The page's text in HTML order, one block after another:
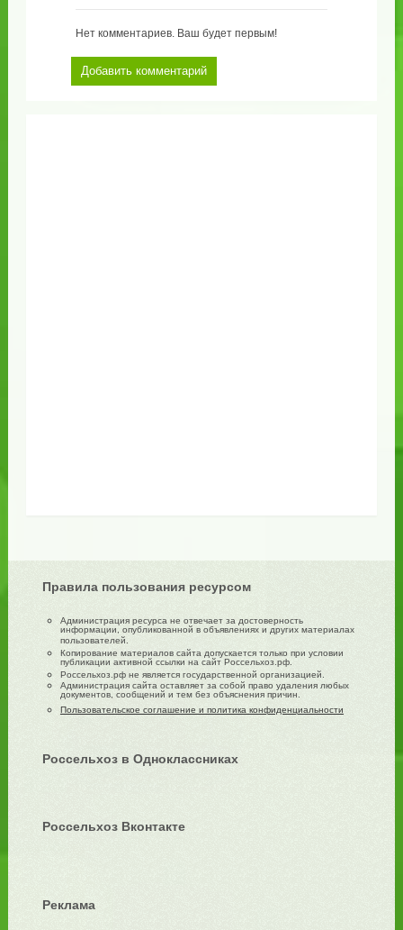
Нет комментариев. Ваш будет первым!
Добавить комментарий
Правила пользования ресурсом
Администрация ресурса не отвечает за достоверность
информации, опубликованной в объявлениях и других материалах
пользователей.
Копирование материалов сайта допускается только при условии
публикации активной ссылки на сайт Россельхоз.рф.
Россельхоз.рф не является государственной организацией.
Администрация сайта оставляет за собой право удаления любых
документов, сообщений и тем без объяснения причин.
Пользовательское соглашение и политика конфиденциальности
Россельхоз в Одноклассниках
Россельхоз Вконтакте
Реклама